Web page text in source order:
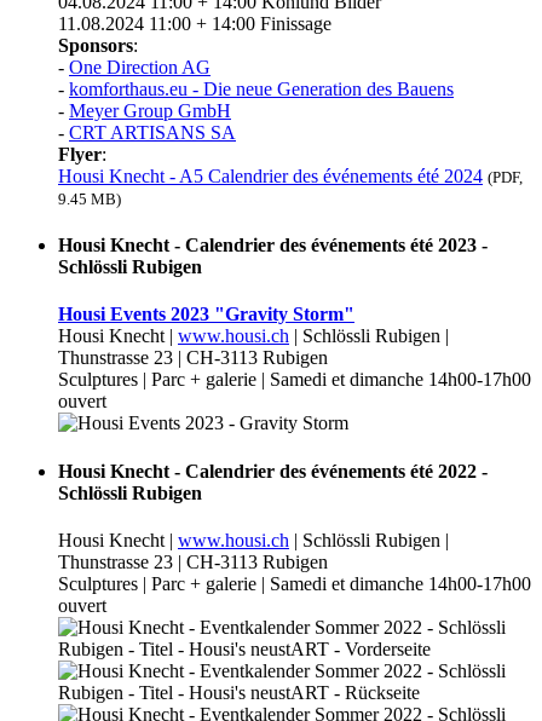
11.08.2024 11:00 + 14:00 Finissage
Sponsors:
- One Direction AG
- komforthaus.eu - Die neue Generation des Bauens
- Meyer Group GmbH
- CRT ARTISANS SA
Flyer:
Housi Knecht - A5 Calendrier des événements été 2024 (PDF,
9.45 MB)
Housi Knecht - Calendrier des événements été 2023 -
Schlössli Rubigen
Housi Events 2023 "Gravity Storm"
Housi Knecht | www.housi.ch | Schlössli Rubigen |
Thunstrasse 23 | CH-3113 Rubigen
Sculptures | Parc + galerie | Samedi et dimanche 14h00-17h00
ouvert
Housi Knecht - Calendrier des événements été 2022 -
Schlössli Rubigen
Housi Knecht | www.housi.ch | Schlössli Rubigen |
Thunstrasse 23 | CH-3113 Rubigen
Sculptures | Parc + galerie | Samedi et dimanche 14h00-17h00
ouvert